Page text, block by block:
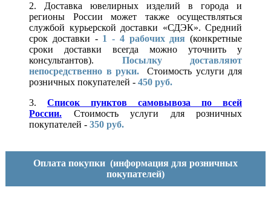
2. Доставка ювелирных изделий в города и
регионы России может также осуществляться
службой курьерской доставки «СДЭК». Средний
срок доставки - 1 - 4 рабочих дня (конкретные
сроки доставки всегда можно уточнить у
консультантов). Посылку доставляют
непосредственно в руки.
Стоимость услуги для
розничных покупателей - 450 руб.
3. Список пунктов самовывоза по всей
России.
Стоимость услуги для розничных
покупателей - 350 руб.
Оплата покупки (информация для розничных
покупателей)